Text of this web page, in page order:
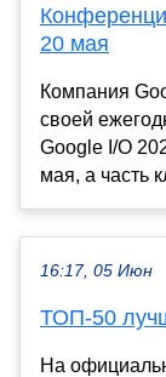
20 мая
Компания
своей
Google I/O
мая, а часть
16:17, 05 Июн
ТОП-50
На